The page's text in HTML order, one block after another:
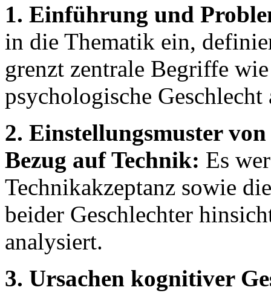
1. Einführung und
in die Thematik ein,
grenzt zentrale Begriffe
psychologische Geschlecht
2. Einstellungsmuster
Bezug auf Technik: Es
Technikakzeptanz sowie
beider Geschlechter
analysiert.
3. Ursachen kognitiver